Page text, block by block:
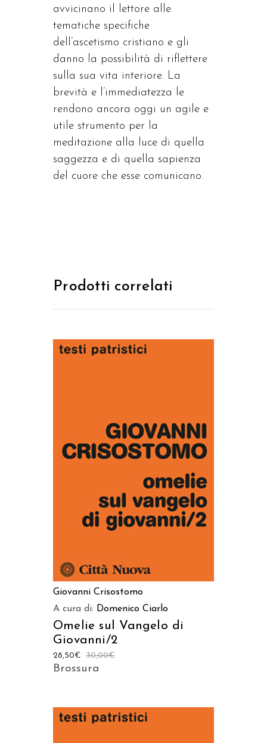
avvicinano il lettore alle
tematiche specifiche
dell’ascetismo cristiano e gli
danno la possibilità di riflettere
sulla sua vita interiore. La
brevità e l’immediatezza le
rendono ancora oggi un agile e
utile strumento per la
meditazione alla luce di quella
saggezza e di quella sapienza
del cuore che esse comunicano.
Prodotti correlati
AGGIUNGI AL CARRELLO
Giovanni Crisostomo
A cura di: Domenico Ciarlo
Omelie sul Vangelo di
Giovanni/2
30,00€
28,50€
Brossura